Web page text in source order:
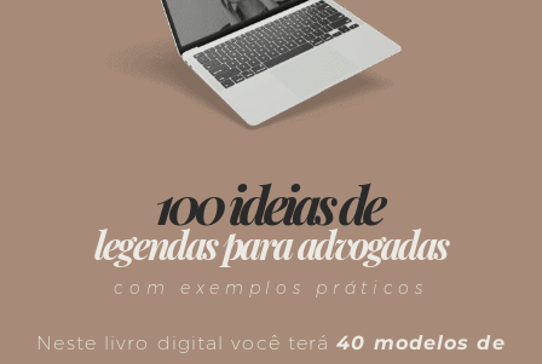
100 ideias de
legendas para advogadas
com exemplos práticos
Neste livro digital você terá40 modelos de